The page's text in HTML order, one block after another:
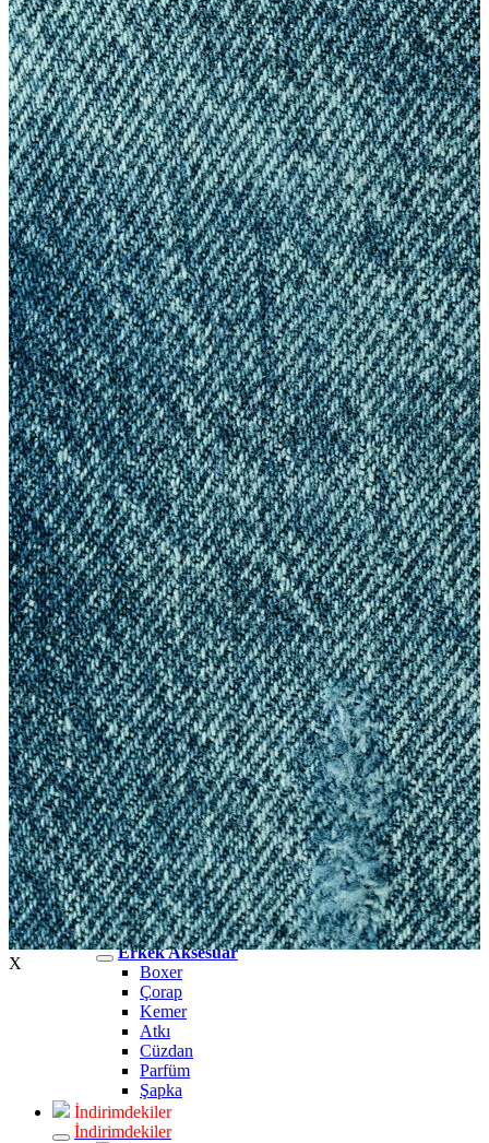
Giyim
Giyim
Jean Pantolon
Pantolon
Gömlek
Sweatshirt
T-shirt
Polo
Şort
Deniz Şortu
Atlet
Hırka
Eşofman Altı
Yağmurluk
Dış Giyim
Dış Giyim
Mont
Ceket
Kaban
Trenchcoat
Jean
Jean
Öne Çıkanlar
Öne Çıkanlar
Yeni Sezon
Kadın Jean
Kadın Jean
Pantolon
Ceket
Gömlek
Elbise
Etek
Erkek Jean
Erkek Jean
Pantolon
Ceket
Gömlek
Aksesuar
Aksesuar
Kadın Aksesuar
Kadın Aksesuar
Çorap
Bere
Eldiven
Kemer
Parfüm
Erkek Aksesuar
Erkek Aksesuar
Boxer
Çorap
Kemer
Atkı
Cüzdan
Parfüm
Şapka
İndirimdekiler
İndirimdekiler
X